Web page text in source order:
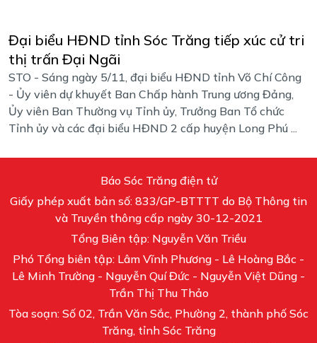
Đại biểu HĐND tỉnh Sóc Trăng tiếp xúc cử tri
thị trấn Đại Ngãi
STO - Sáng ngày 5/11, đại biểu HĐND tỉnh Võ Chí Công
- Ủy viên dự khuyết Ban Chấp hành Trung ương Đảng,
Ủy viên Ban Thường vụ Tỉnh ủy, Trưởng Ban Tổ chức
Tỉnh ủy và các đại biểu HĐND 2 cấp huyện Long Phú ...
Báo Sóc Trăng điện tử
Giấy phép xuất bản số: 833/GP-BTTTT do Bộ Thông tin
và Truyền thông cấp ngày 30-12-2021
Tổng Biên tập: Nguyễn Văn Triều
Phó Tổng biên tập: Lâm Vĩnh Phương - Lê Hoàng Bắc -
Lê Minh Trường - Nguyễn Quí Đức - Nguyễn Việt Dũng -
Trần Thị Thu Thảo
Tòa soạn: Số 02, Trần Văn Sắc, Phường 2, thành phố Sóc
Trăng, tỉnh Sóc Trăng